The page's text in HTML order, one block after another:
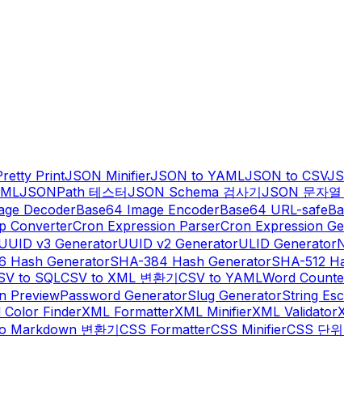
PrintJSON MinifierJSON to YAMLJSON to CSV
JSONPath 테스터JSON Schema 검사기JSON 문자
DecoderBase64 Image EncoderBase64 URL-safe
ConverterCron Expression ParserCron Expression
v3 GeneratorUUID v2 GeneratorULID Generator
Hash GeneratorSHA-384 Hash GeneratorSHA-512
to SQLCSV to XML 변환기CSV to YAMLWord
PreviewPassword GeneratorSlug GeneratorString
Color FinderXML FormatterXML MinifierXML Validator
Markdown 변환기CSS FormatterCSS MinifierCSS 단